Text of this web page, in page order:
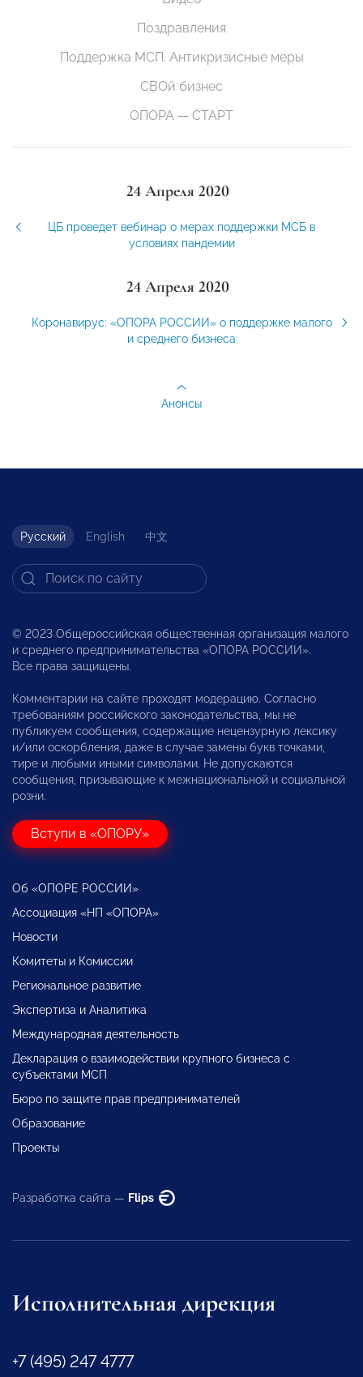
Поздравления
Поддержка МСП. Антикризисные меры
СВОй бизнес
ОПОРА — СТАРТ
24 Апреля 2020
ЦБ проведет вебинар о мерах поддержки МСБ в
условиях пандемии
24 Апреля 2020
Коронавирус: «ОПОРА РОССИИ» о поддержке малого
и среднего бизнеса
Анонсы
Русский English 中文
© 2023 Общероссийская общественная организация малого
и среднего предпринимательства «ОПОРА РОССИИ».
Все права защищены.
Комментарии на сайте проходят модерацию. Согласно
требованиям российского законодательства, мы не
публикуем сообщения, содержащие нецензурную лексику
и/или оскорбления, даже в случае замены букв точками,
тире и любыми иными символами. Не допускаются
сообщения, призывающие к межнациональной и социальной
розни.
Вступи в «ОПОРУ»
Об «ОПОРЕ РОССИИ»
Ассоциация «НП «ОПОРА»
Новости
Комитеты и Комиссии
Региональное развитие
Экспертиза и Аналитика
Международная деятельность
Декларация о взаимодействии крупного бизнеса с
субъектами МСП
Бюро по защите прав предпринимателей
Образование
Проекты
Разработка сайта — Flips
Исполнительная дирекция
+7 (495) 247 4777